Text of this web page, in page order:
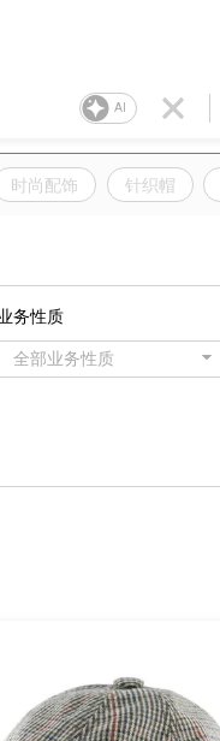
AI
时尚配饰 针织帽
务性质
全部业务性质